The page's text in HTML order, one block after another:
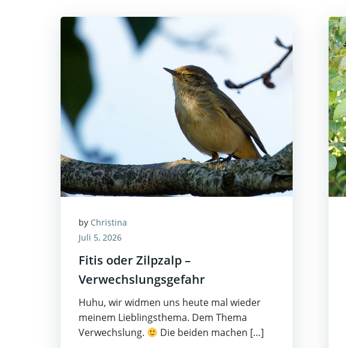
by Christina
Juli 5, 2026
Fitis oder Zilpzalp –
Verwechslungsgefahr
Huhu, wir widmen uns heute mal wieder
meinem Lieblingsthema. Dem Thema
Verwechslung.
Die beiden machen […]